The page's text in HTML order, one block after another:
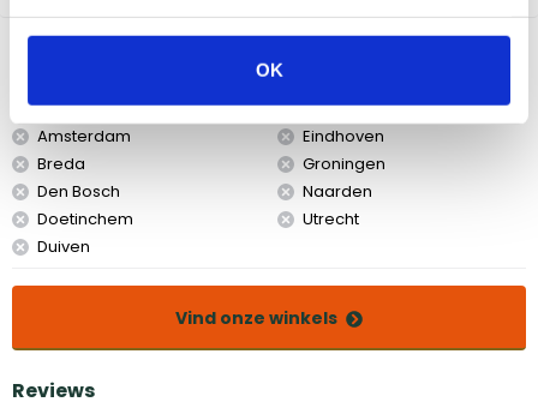
OK
Amsterdam
Breda
Den Bosch
Doetinchem
Duiven
Eindhoven
Groningen
Naarden
Utrecht
Vind onze winkels
Reviews